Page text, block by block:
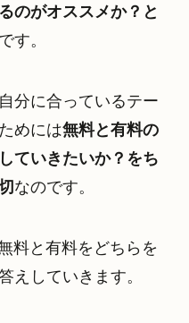
のがオススメか？と
す。
分に合っているテー
めには無料と有料の
ていきたいか？をち
なのです。
料と有料をどちらを
えしていきます。